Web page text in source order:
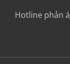
Hotline phản